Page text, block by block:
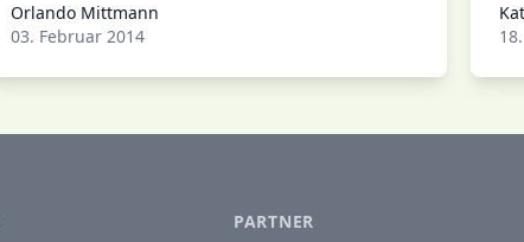
Orlando Mittmann
Orlando Mittmann
03. Februar 2014
PARTNER